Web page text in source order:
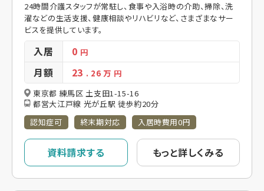
24時間介護スタッフが常駐し、食事や入浴時の介助、掃除、洗
濯などの生活支援、健康相談やリハビリなど、さまざまなサー
ビスを提供しています。
入居 0 円
月額 23 . 26万 円
東京都 練馬区 土支田1-15-16
都営大江戸線 光が丘駅 徒歩約20分
認知症可
終末期対応 入居時費用0円
資料請求する もっと詳しくみる